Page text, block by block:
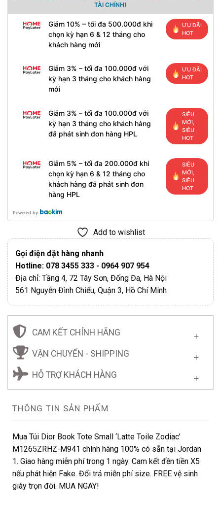
TÀI CHÍNH)
Giảm 10% – tối đa 500.000đ khi
chọn kỳ hạn 6 & 12 tháng cho
khách hàng mới
ƯU ĐÃI
HOT
Giảm 3% – tối đa 100.000đ với
kỳ hạn 3 tháng cho khách hàng
mới
ƯU ĐÃI
HOT
Giảm 3% – tối đa 100.000đ với
kỳ hạn 3 tháng cho khách hàng
đã phát sinh đơn hàng HPL
SIÊU
MỚI,
SIÊU
HOT
Giảm 5% – tối đa 200.000đ khi
chọn kỳ hạn 6 & 12 tháng cho
khách hàng đã phát sinh đơn
hàng HPL
SIÊU
MỚI,
SIÊU
HOT
Powered by
Add to wishlist
Gọi điện đặt hàng nhanh
Hotline: 078 3455 333 - 0964 907 954
Địa chỉ: Tầng 4, 72 Tây Sơn, Đống Đa, Hà Nội
561 Nguyễn Đình Chiểu, Quận 3, Hồ Chí Minh
CAM KẾT CHÍNH HÃNG
VẬN CHUYỂN - SHIPPING
HỖ TRỢ KHÁCH HÀNG
THÔNG TIN SẢN PHẨM
Mua Túi Dior Book Tote Small ‘Latte Toile Zodiac’
M1265ZRHZ-M941 chính hãng 100% có sẵn tại Jordan
1. Giao hàng miễn phí trong 1 ngày. Cam kết đền tiền X5
nếu phát hiện Fake. Đổi trả miễn phí size. FREE vệ sinh
giày trọn đời. MUA NGAY!